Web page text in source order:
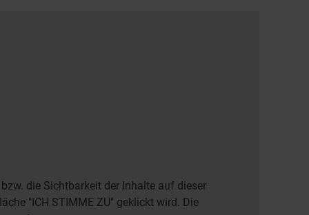
die Sichtbarkeit der Inhalte auf dieser
"ICH STIMME ZU" geklickt wird. Die